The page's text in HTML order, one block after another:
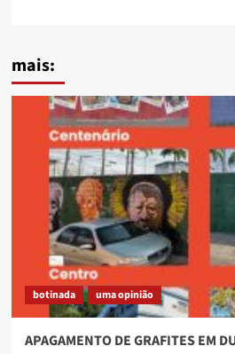
mais:
botinada uma opinião
APAGAMENTO DE GRAFITES EM